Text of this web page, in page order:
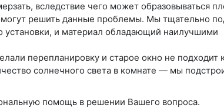
вследствие чего может образовываться
решить данные проблемы. Мы тщательно
и материал обладающий наилучшими
перепланировку и старое окно не подходит
солнечного света в комнате — мы
помощь в решении Вашего вопроса.